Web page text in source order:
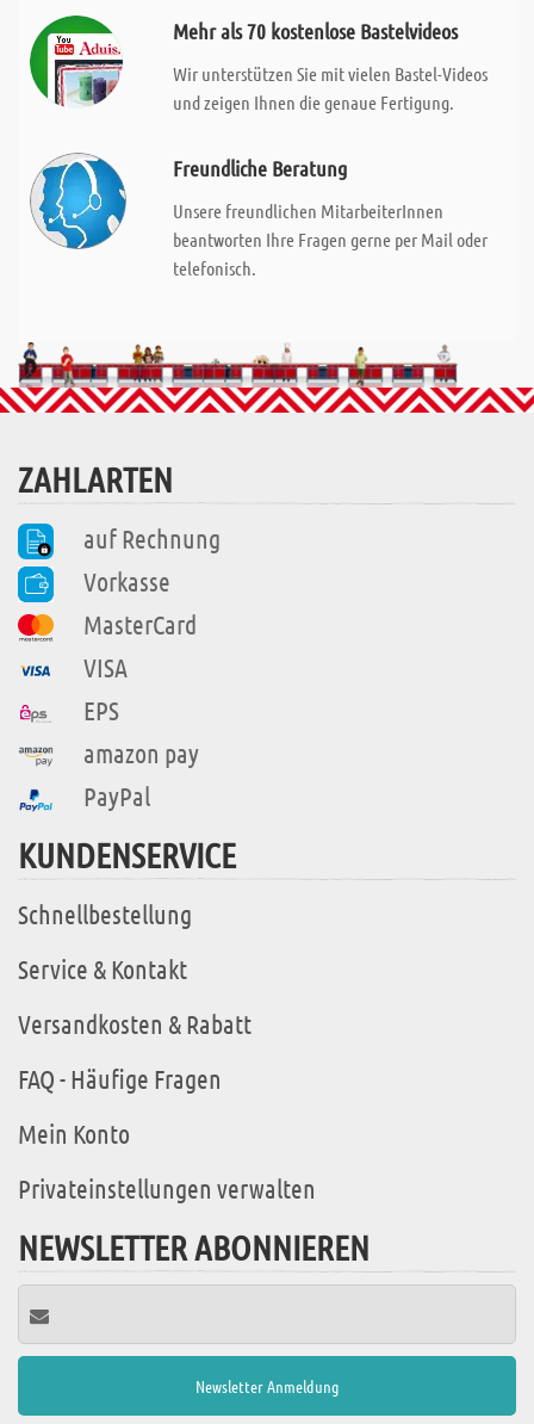
Mehr als 70 kostenlose Bastelvideos
Wir unterstützen Sie mit vielen Bastel-Videos
und zeigen Ihnen die genaue Fertigung.
Freundliche Beratung
Unsere freundlichen MitarbeiterInnen
beantworten Ihre Fragen gerne per Mail oder
telefonisch.
ZAHLARTEN
auf Rechnung
Vorkasse
MasterCard
VISA
EPS
amazon pay
PayPal
KUNDENSERVICE
Schnellbestellung
Service & Kontakt
Versandkosten & Rabatt
FAQ - Häufige Fragen
Mein Konto
Privateinstellungen verwalten
NEWSLETTER ABONNIEREN